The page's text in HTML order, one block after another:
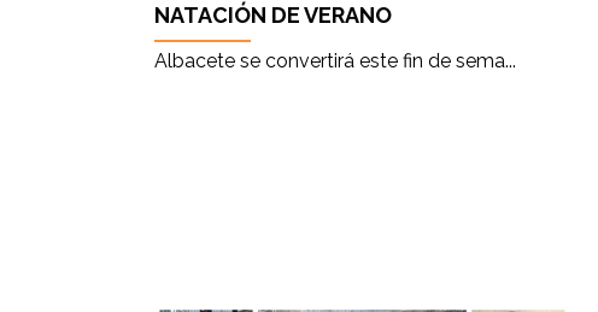
NATACIÓN DE VERANO
Albacete se convertirá este fin de sema...